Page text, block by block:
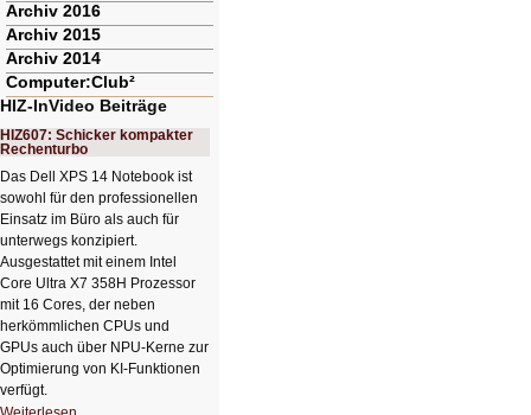
Archiv 2016
Archiv 2015
Archiv 2014
Computer:Club²
HIZ-InVideo Beiträge
HIZ607: Schicker kompakter
Rechenturbo
Das Dell XPS 14 Notebook ist
sowohl für den professionellen
Einsatz im Büro als auch für
unterwegs konzipiert.
Ausgestattet mit einem Intel
Core Ultra X7 358H Prozessor
mit 16 Cores, der neben
herkömmlichen CPUs und
GPUs auch über NPU-Kerne zur
Optimierung von KI-Funktionen
verfügt.